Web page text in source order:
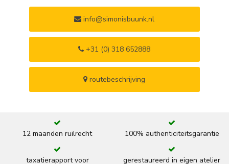
info@simonisbuunk.nl
+31 (0) 318 652888
routebeschrijving
12 maanden ruilrecht 100% authenticiteitsgarantie
taxatierapport voor
gerestaureerd in eigen atelier